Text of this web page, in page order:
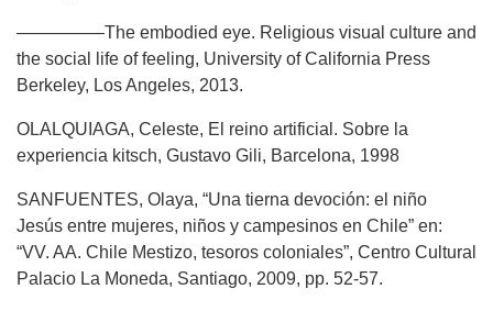
—————The embodied eye. Religious visual culture and
the social life of feeling, University of California Press
Berkeley, Los Angeles, 2013.
OLALQUIAGA, Celeste, El reino artificial. Sobre la
experiencia kitsch, Gustavo Gili, Barcelona, 1998
SANFUENTES, Olaya, “Una tierna devoción: el niño
Jesús entre mujeres, niños y campesinos en Chile” en:
“VV. AA. Chile Mestizo, tesoros coloniales”, Centro Cultural
Palacio La Moneda, Santiago, 2009, pp. 52-57.